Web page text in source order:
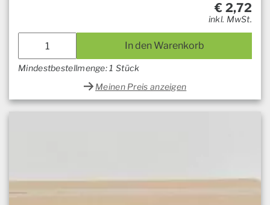
€ 2,72
inkl. MwSt.
In den Warenkorb
Mindestbestellmenge: 1 Stück
Meinen Preis anzeigen